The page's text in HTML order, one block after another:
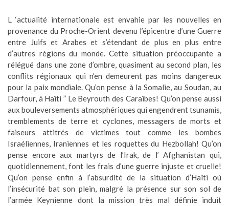
L ‘actualité internationale est envahie par les nouvelles en
provenance du Proche-Orient devenu l’épicentre d’une Guerre
entre Juifs et Arabes et s’étendant de plus en plus entre
d’autres régions du monde. Cette situation préoccupante a
rélégué dans une zone d’ombre, quasiment au second plan, les
conflits régionaux qui n’en demeurent pas moins dangereux
pour la paix mondiale. Qu’on pense à la Somalie, au Soudan, au
Darfour, à Haïti ” Le Beyrouth des Caraïbes! Qu’on pense aussi
aux bouleversements atmosphériques qui engendrent tsunamis,
tremblements de terre et cyclones, messagers de morts et
faiseurs attitrés de victimes tout comme les bombes
Israéliennes, Iraniennes et les roquettes du Hezbollah! Qu’on
pense encore aux martyrs de l’Irak, de l’ Afghanistan qui,
quotidiennement, font les frais d’une guerre injuste et cruelle!
Qu’on pense enfin à l’absurdité de la situation d’Haïti où
l’insécurité bat son plein, malgré la présence sur son sol de
l’armée Keynienne dont la mission très mal définie induit